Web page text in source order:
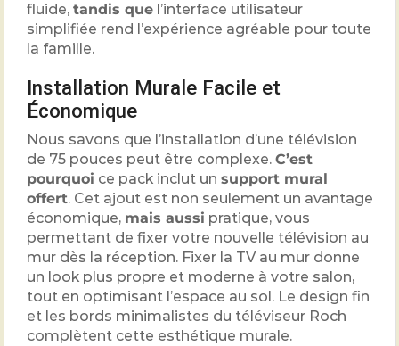
fluide, tandis que l’interface utilisateur
simplifiée rend l’expérience agréable pour toute
la famille.
Installation Murale Facile et
Économique
Nous savons que l’installation d’une télévision
de 75 pouces peut être complexe. C’est
pourquoi ce pack inclut un support mural
offert. Cet ajout est non seulement un avantage
économique, mais aussi pratique, vous
permettant de fixer votre nouvelle télévision au
mur dès la réception. Fixer la TV au mur donne
un look plus propre et moderne à votre salon,
tout en optimisant l’espace au sol. Le design fin
et les bords minimalistes du téléviseur Roch
complètent cette esthétique murale.